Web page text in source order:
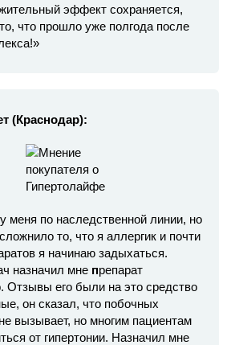
эффект сохраняется,
что прошло уже полгода после
(Краснодар):
меня по наследственной линии, но
то, что я аллергик и почти
я начинаю задыхаться.
назначил мне препарат
Отзывы его были на это средство
он сказал, что побочных
вызывает, но многим пациентам
от гипертонии. Назначил мне